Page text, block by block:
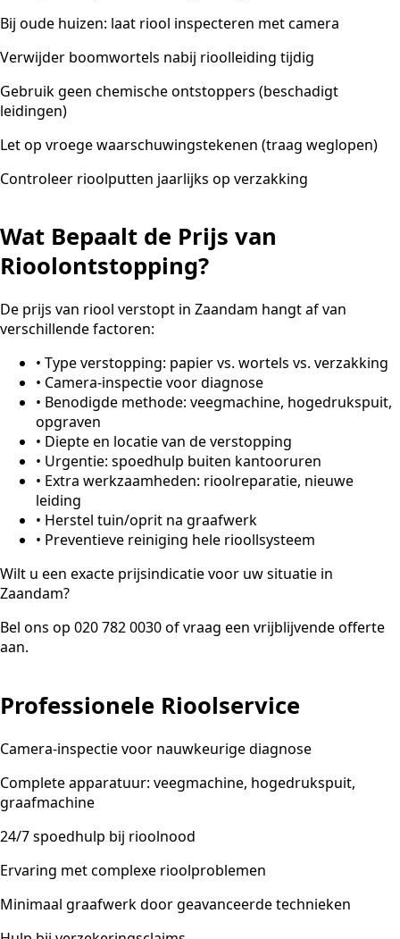
Bij oude huizen: laat riool inspecteren met camera
Verwijder boomwortels nabij rioolleiding tijdig
Gebruik geen chemische ontstoppers (beschadigt
leidingen)
Let op vroege waarschuwingstekenen (traag weglopen)
Controleer rioolputten jaarlijks op verzakking
Wat Bepaalt de Prijs van
Rioolontstopping?
De prijs van riool verstopt in Zaandam hangt af van
verschillende factoren:
• Type verstopping: papier vs. wortels vs. verzakking
• Camera-inspectie voor diagnose
• Benodigde methode: veegmachine, hogedrukspuit,
opgraven
• Diepte en locatie van de verstopping
• Urgentie: spoedhulp buiten kantooruren
• Extra werkzaamheden: rioolreparatie, nieuwe
leiding
• Herstel tuin/oprit na graafwerk
• Preventieve reiniging hele rioollsysteem
Wilt u een exacte prijsindicatie voor uw situatie in
Zaandam?
Bel ons op 020 782 0030 of vraag een vrijblijvende offerte
aan.
Professionele Rioolservice
Camera-inspectie voor nauwkeurige diagnose
Complete apparatuur: veegmachine, hogedrukspuit,
graafmachine
24/7 spoedhulp bij rioolnood
Ervaring met complexe rioolproblemen
Minimaal graafwerk door geavanceerde technieken